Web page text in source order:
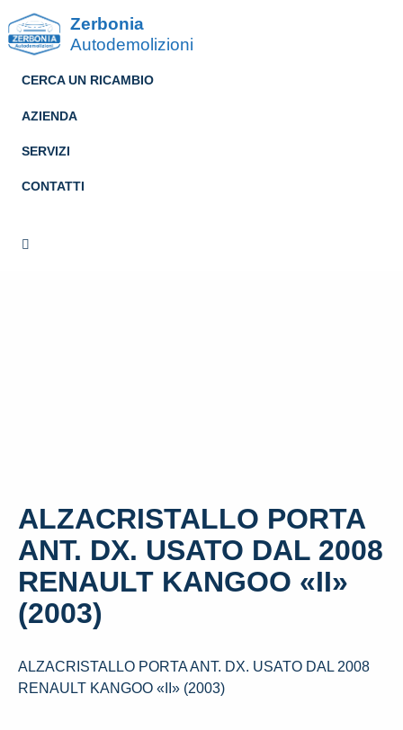
Zerbonia
Autodemolizioni
CERCA UN RICAMBIO
AZIENDA
SERVIZI
CONTATTI
ALZACRISTALLO PORTA
ANT. DX. USATO DAL 2008
RENAULT KANGOO «II»
(2003)
ALZACRISTALLO PORTA ANT. DX. USATO DAL 2008
RENAULT KANGOO «II» (2003)